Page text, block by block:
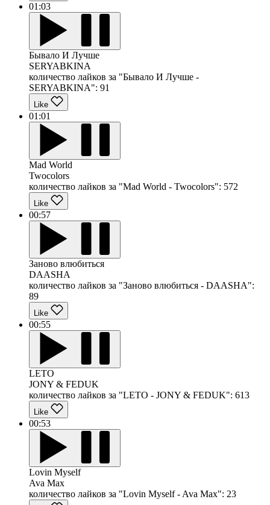
01:03
Бывало И Лучше
SERYABKINA
количество лайков за "Бывало И Лучше -
SERYABKINA": 91
Like
01:01
Mad World
Twocolors
количество лайков за "Mad World - Twocolors": 572
Like
00:57
Заново влюбиться
DAASHA
количество лайков за "Заново влюбиться - DAASHA":
89
Like
00:55
LETO
JONY & FEDUK
количество лайков за "LETO - JONY & FEDUK": 613
Like
00:53
Lovin Myself
Ava Max
количество лайков за "Lovin Myself - Ava Max": 23